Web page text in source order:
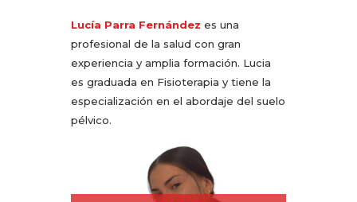
Lucía Parra Fernández es una
profesional de la salud con gran
experiencia y amplia formación. Lucia
es graduada en Fisioterapia y tiene la
especialización en el abordaje del suelo
pélvico.